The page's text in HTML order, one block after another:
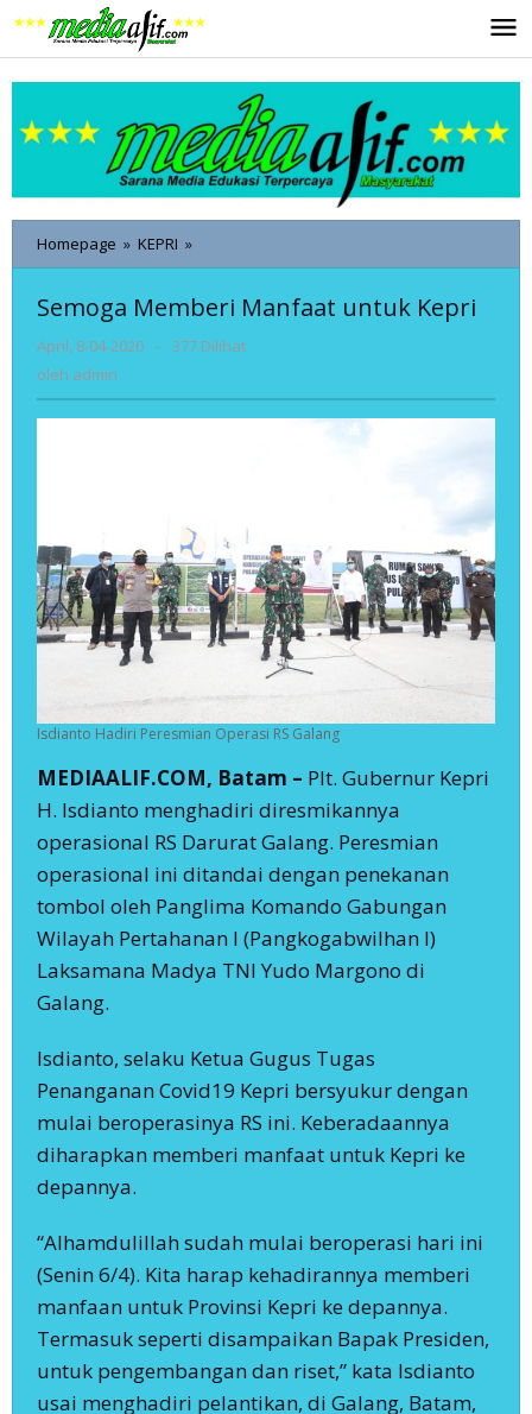
ke
konten
Homepage » KEPRI »
Memberi
untuk
Semoga Memberi Manfaat untuk Kepri
April, 8-04-2020 oleh
- 377 Dilihat
oleh admin
Isdianto Hadiri Peresmian Operasi RS Galang
MEDIAALIF.COM, Batam – Plt. Gubernur Kepri
H. Isdianto menghadiri diresmikannya
operasional RS Darurat Galang. Peresmian
operasional ini ditandai dengan penekanan
tombol oleh Panglima Komando Gabungan
Wilayah Pertahanan I (Pangkogabwilhan I)
Laksamana Madya TNI Yudo Margono di
Galang.
Isdianto, selaku Ketua Gugus Tugas
Penanganan Covid19 Kepri bersyukur dengan
mulai beroperasinya RS ini. Keberadaannya
diharapkan memberi manfaat untuk Kepri ke
depannya.
“Alhamdulillah sudah mulai beroperasi hari ini
(Senin 6/4). Kita harap kehadirannya memberi
manfaan untuk Provinsi Kepri ke depannya.
Termasuk seperti disampaikan Bapak Presiden,
untuk pengembangan dan riset,” kata Isdianto
usai menghadiri pelantikan, di Galang, Batam,